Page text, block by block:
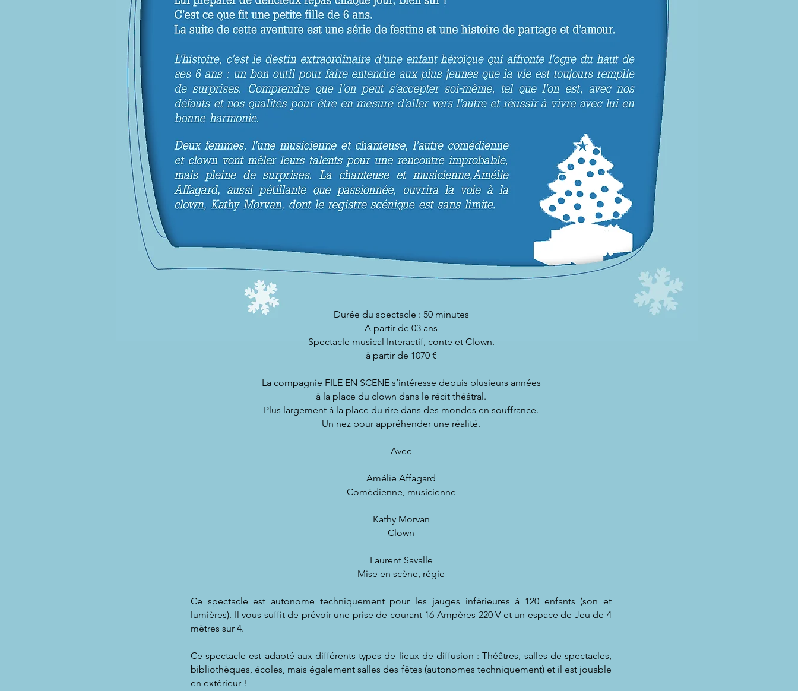
Durée du spectacle : 50 minutes
A partir de 03 ans
Spectacle musical Interactif, conte et Clown.
à partir de 1070 €
La compagnie FILE EN SCENE s’intéresse depuis plusieurs années
à la place du clown dans le récit théâtral.
Plus largement à la place du rire dans des mondes en souffrance.
Un nez pour appréhender une réalité.
Avec
Amélie Affagard
Comédienne, musicienne
Kathy Morvan
Clown
Laurent Savalle
Mise en scène, régie
Ce spectacle est autonome techniquement pour les jauges inférieures à 120 enfants (son et
lumières). Il vous suffit de prévoir une prise de courant 16 Ampères 220 V et un espace de Jeu de 4
mètres sur 4.
Ce spectacle est adapté aux différents types de lieux de diffusion : Théâtres, salles de spectacles,
bibliothèques, écoles, mais également salles des fêtes (autonomes techniquement) et il est jouable
en extérieur !